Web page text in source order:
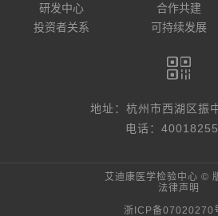
研发中心
合作共建
投资者关系
可持续发展
地址：杭州市西湖区振
电话：
艾迪康医学检验中心 ©
法律声明
浙ICP备07020270